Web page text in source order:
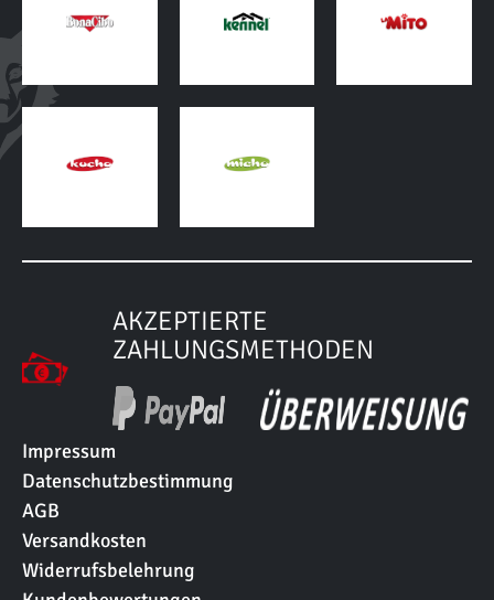
AKZEPTIERTE
ZAHLUNGSMETHODEN
Impressum
Datenschutzbestimmung
AGB
Versandkosten
Widerrufsbelehrung